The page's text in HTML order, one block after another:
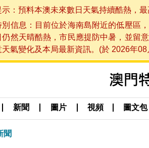
：預料本澳未來數日天氣持續酷熱，
別信息：目前位於海南島附近的低壓區
仍然天晴酷熱，市民應提防中暑，並留
氣變化及本局最新資訊。(於 2026年
新聞 圖片 視頻 圖文包
聞